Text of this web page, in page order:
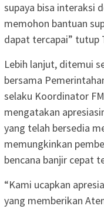
supaya bisa interaksi
memohon bantuan
dapat tercapai” tutup
Lebih lanjut, ditemui
bersama
selaku Koordinator
mengatakan
yang telah bersedia
memungkinkan
bencana banjir cepat
“Kami ucapkan
yang memberikan